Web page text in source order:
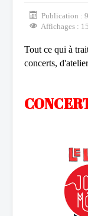
Publication :
Affichages :
Tout ce qui à
concerts,